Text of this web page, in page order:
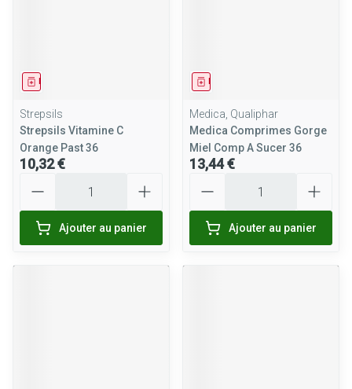
Strepsils
Strepsils Vitamine C
Orange Past 36
10,32 €
Ajouter au panier
Medica, Qualiphar
Medica Comprimes Gorge
Miel Comp A Sucer 36
13,44 €
Ajouter au panier